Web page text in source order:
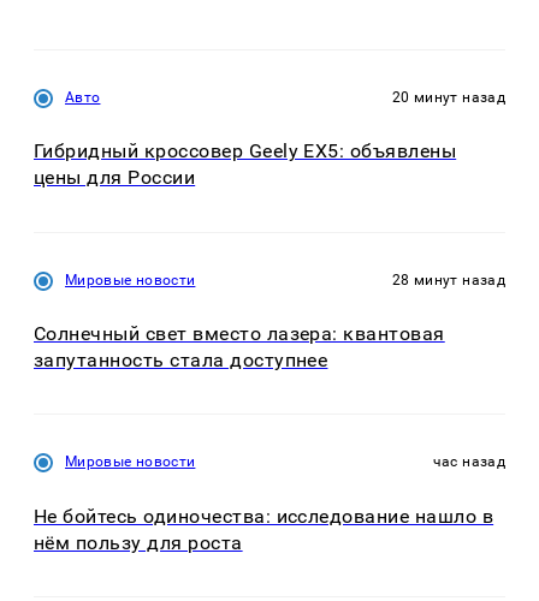
Авто 20 минут назад
Гибридный кроссовер Geely EX5: объявлены
цены для России
Мировые новости 28 минут назад
Солнечный свет вместо лазера: квантовая
запутанность стала доступнее
Мировые новости час назад
Не бойтесь одиночества: исследование нашло в
нём пользу для роста